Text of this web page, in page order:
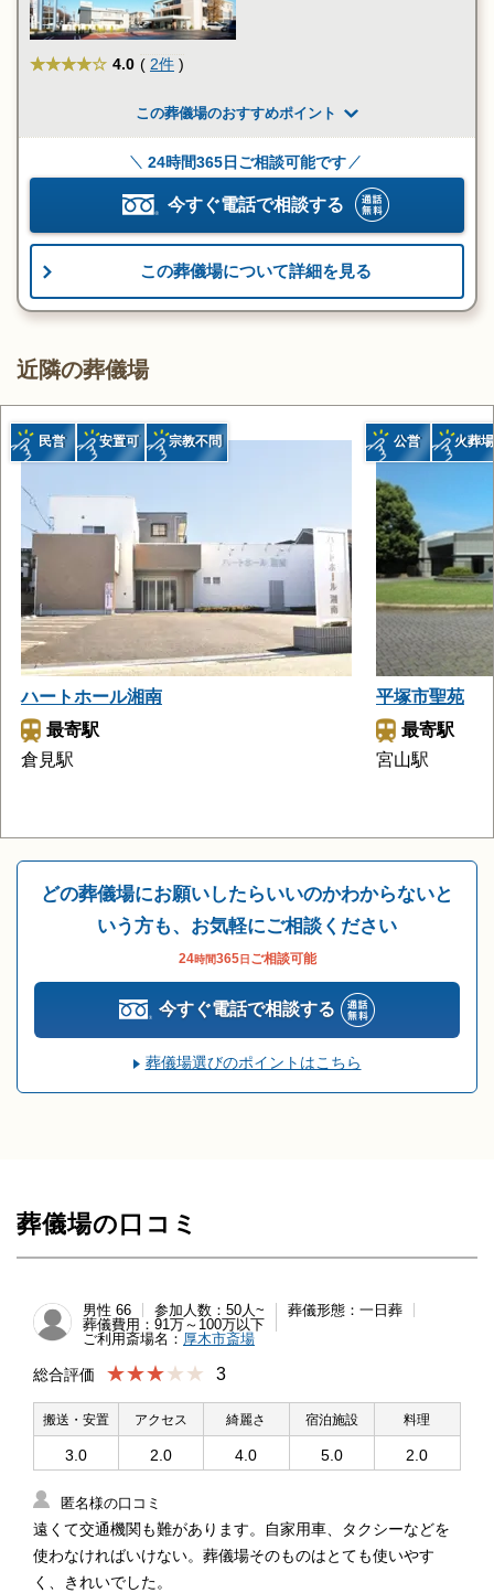
★★★★ 4.0 ( 2件 )
この葬儀場のおすすめポイント
24時間365日ご相談可能です
今すぐ電話で相談する
この葬儀場について詳細を見る
近隣の葬儀場
ハートホール湘南
最寄駅
倉見駅
民営 安置可 宗教不問
平塚市聖苑
最寄駅
宮山駅
公営 火葬
どの葬儀場にお願いしたらいいのかわからないと
いう方も、お気軽にご相談ください
24時間365日 ご相談可能
今すぐ電話で相談する
葬儀場選びのポイントはこちら
葬儀場の口コミ
男性 66 参加人数：50人~
葬儀形態：一日葬
葬儀費用：91万～100万以下
ご利用斎場名： 厚木市斎場
総合評価 ★★★ 3
搬送・安置
3.0
アクセス
2.0
綺麗さ
4.0
宿泊施設
5.0
料理
2.0
匿名様の口コミ
遠くて交通機関も難があります。自家用車、タクシーなどを
使わなければいけない。葬儀場そのものはとても使いやす
く、きれいでした。